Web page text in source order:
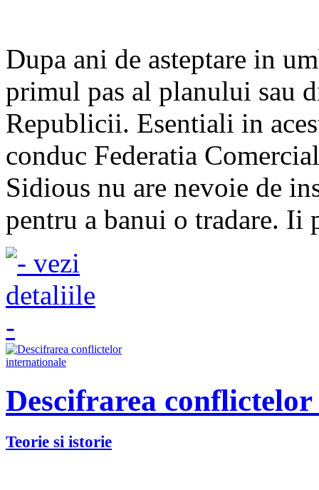
Dupa ani de asteptare in
primul pas al planului sau
Republicii. Esentiali in
conduc Federatia
Sidious nu are nevoie de
pentru a banui o tradare. Ii
Descifrarea
Teorie si istorie